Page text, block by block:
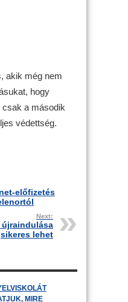
akik még nem
hogy
a második
védettség.
előfizetés
Next:
újraindulása
sikeres lehet
MIRE